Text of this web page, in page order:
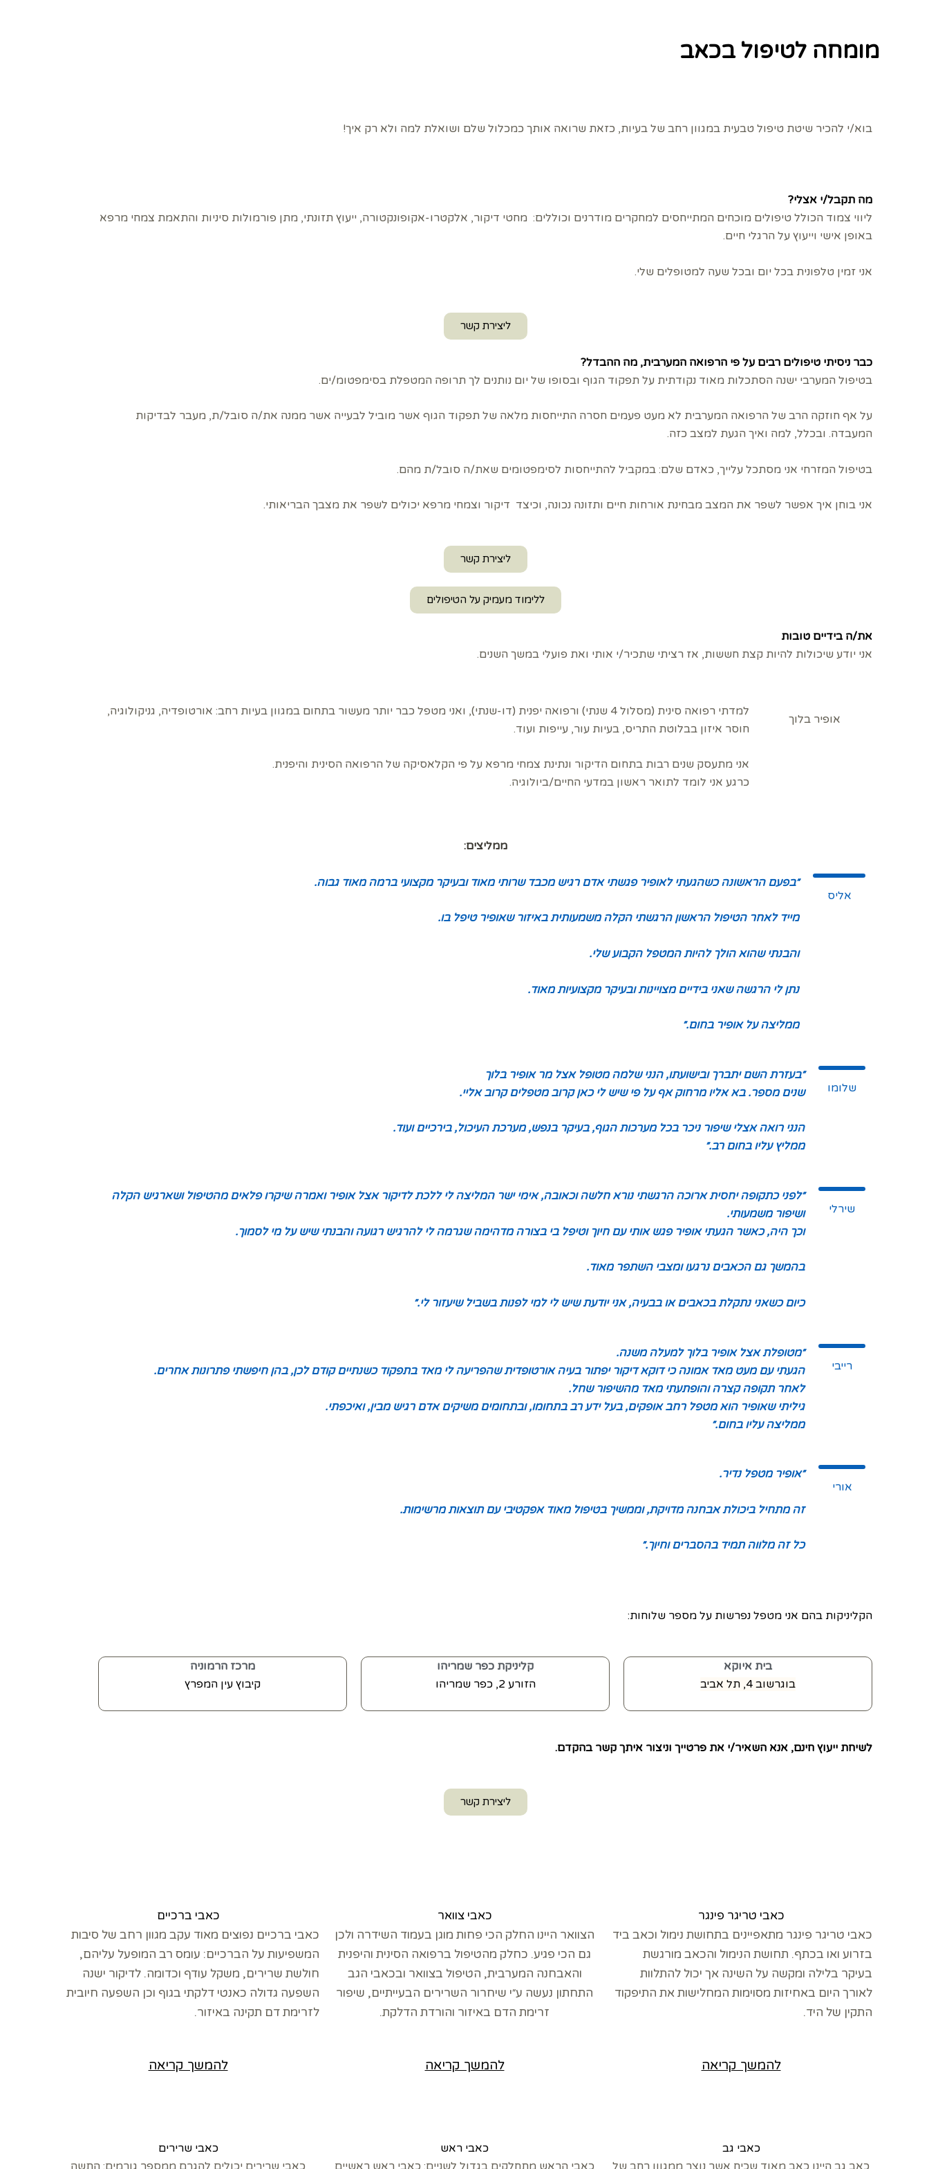
מומחה לטיפול בכאב
בוא/י להכיר שיטת טיפול טבעית במגוון רחב של בעיות, כזאת שרואה אותך כמכלול שלם ושואלת למה ולא רק איך!
מה תקבל/י אצלי?
ליווי צמוד הכולל טיפולים מוכחים המתייחסים למחקרים מודרנים וכוללים: מחטי דיקור, אלקטרו-אקופונקטורה, ייעוץ תזונתי, מתן פורמולות סיניות והתאמת צמחי מרפא
באופן אישי וייעוץ על הרגלי חיים.
אני זמין טלפונית בכל יום ובכל שעה למטופלים שלי.
ליצירת קשר
כבר ניסיתי טיפולים רבים על פי הרפואה המערבית, מה ההבדל?
בטיפול המערבי ישנה הסתכלות מאוד נקודתית על תפקוד הגוף ובסופו של יום נותנים לך תרופה המטפלת בסימפטומ/ים.
על אף חוזקה הרב של הרפואה המערבית לא מעט פעמים חסרה התייחסות מלאה של תפקוד הגוף אשר מוביל לבעייה אשר ממנה את/ה סובל/ת, מעבר לבדיקות
המעבדה. ובכלל, למה ואיך הגעת למצב כזה.
בטיפול המזרחי אני מסתכל עלייך, כאדם שלם: במקביל להתייחסות לסימפטומים שאת/ה סובל/ת מהם.
אני בוחן איך אפשר לשפר את המצב מבחינת אורחות חיים ותזונה נכונה, וכיצד דיקור וצמחי מרפא יכולים לשפר את מצבך הבריאותי.
ליצירת קשר
ללימוד מעמיק על הטיפולים
את/ה בידיים טובות
אני יודע שיכולות להיות קצת חששות, אז רציתי שתכיר/י אותי ואת פועלי במשך השנים.
אופיר בלוך
למדתי רפואה סינית (מסלול 4 שנתי) ורפואה יפנית (דו-שנתי), ואני מטפל כבר יותר מעשור בתחום במגוון בעיות רחב: אורטופדיה, גניקולוגיה,
חוסר איזון בבלוטת התריס, בעיות עור, עייפות ועוד.
אני מתעסק שנים רבות בתחום הדיקור ונתינת צמחי מרפא על פי הקלאסיקה של הרפואה הסינית והיפנית.
כרגע אני לומד לתואר ראשון במדעי החיים/ביולוגיה.
ממליצים:
אליס
״בפעם הראשונה כשהגעתי לאופיר פגשתי אדם רגיש מכבד שרותי מאוד ובעיקר מקצועי ברמה מאוד גבוה.
מייד לאחר הטיפול הראשון הרגשתי הקלה משמעותית באיזור שאופיר טיפל בו.
והבנתי שהוא הולך להיות המטפל הקבוע שלי.
נתן לי הרגשה שאני בידיים מצויינות ובעיקר מקצועיות מאוד.
ממליצה על אופיר בחום.״
שלומו
״בעזרת השם יתברך ובישועתו, הנני שלמה מטופל אצל מר אופיר בלוך
שנים מספר. בא אליו מרחוק אף על פי שיש לי כאן קרוב מטפלים קרוב אליי.
הנני רואה אצלי שיפור ניכר בכל מערכות הגוף, בעיקר בנפש, מערכת העיכול, בירכיים ועוד.
ממליץ עליו בחום רב.״
שירלי
״לפני כתקופה יחסית ארוכה הרגשתי נורא חלשה וכאובה, אימי ישר המליצה לי ללכת לדיקור אצל אופיר ואמרה שיקרו פלאים מהטיפול ושארגיש הקלה
ושיפור משמעותי.
וכך היה, כאשר הגעתי אופיר פגש אותי עם חיוך וטיפל בי בצורה מדהימה שגרמה לי להרגיש רגועה והבנתי שיש על מי לסמוך.
בהמשך גם הכאבים נרגעו ומצבי השתפר מאוד.
כיום כשאני נתקלת בכאבים או בבעיה, אני יודעת שיש לי למי לפנות בשביל שיעזור לי.״
רייבי
״מטופלת אצל אופיר בלוך למעלה משנה.
הגעתי עם מעט מאד אמונה כי דוקא דיקור יפתור בעיה אורטופדית שהפריעה לי מאד בתפקוד כשנתיים קודם לכן, בהן חיפשתי פתרונות אחרים.
לאחר תקופה קצרה והופתעתי מאד מהשיפור שחל.
גיליתי שאופיר הוא מטפל רחב אופקים, בעל ידע רב בתחומו, ובתחומים משיקים אדם רגיש מבין, ואיכפתי.
ממליצה עליו בחום.״
אורי
״אופיר מטפל נדיר.
זה מתחיל ביכולת אבחנה מדויקת, וממשיך בטיפול מאוד אפקטיבי עם תוצאות מרשימות.
כל זה מלווה תמיד בהסברים וחיוך.״
הקליניקות בהם אני מטפל נפרשות על מספר שלוחות:
בית איוקא
בוגרשוב 4, תל אביב
קליניקת כפר שמריהו
הזורע 2, כפר שמריהו
מרכז הרמוניה
קיבוץ עין המפרץ
לשיחת ייעוץ חינם, אנא השאיר/י את פרטייך וניצור איתך קשר בהקדם.
ליצירת קשר
כאבי טריגר פינגר
כאבי טריגר פינגר מתאפיינים בתחושת נימול וכאב ביד
בזרוע ואו בכתף. תחושת הנימול והכאב מורגשת
בעיקר בלילה ומקשה על השינה אך יכול להתלוות
לאורך היום באחיזות מסוימות המחלישות את התיפקוד
התקין של היד.
להמשך קריאה
כאבי צוואר
הצוואר היינו החלק הכי פחות מוגן בעמוד השידרה ולכן
גם הכי פגיע. כחלק מהטיפול ברפואה הסינית והיפנית
והאבחנה המערבית, הטיפול בצוואר ובכאבי הגב
התחתון נעשה ע״י שיחרור השרירים הבעייתיים, שיפור
זרימת הדם באיזור והורדת הדלקת.
להמשך קריאה
כאבי ברכיים
כאבי ברכיים נפוצים מאוד עקב מגוון רחב של סיבות
המשפיעות על הברכיים: עומס רב המופעל עליהם,
חולשת שרירים, משקל עודף וכדומה. לדיקור ישנה
השפעה גדולה כאנטי דלקתי בגוף וכן השפעה חיובית
לזרימת דם תקינה באיזור.
להמשך קריאה
כאבי גב
כאב גב היינו כאב מאוד שכיח אשר נוצר ממגוון רחב של
כאבי ראש
כאבי הראש מתחלקים בגדול לשניים: כאבי ראש ראשיים
כאבי שרירים
כאבי שרירים יכולים להגרם ממספר גורמים: התשה